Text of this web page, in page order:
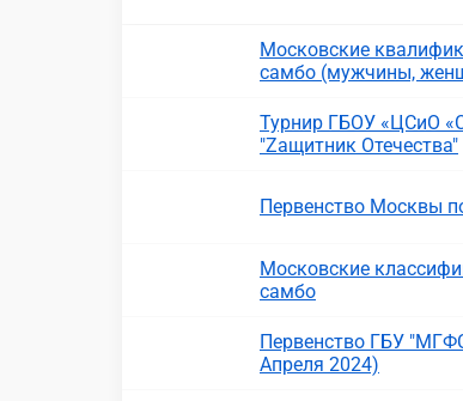
Московские
самбо (мужчины,
Турнир ГБОУ «ЦСиО
"Zащитник Отечества"
Первенство Москвы
Московские
самбо
Первенство ГБУ
Апреля 2024)